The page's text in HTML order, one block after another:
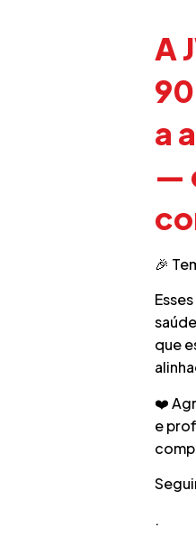
A
a
—
🎉
que
❤️
e
.